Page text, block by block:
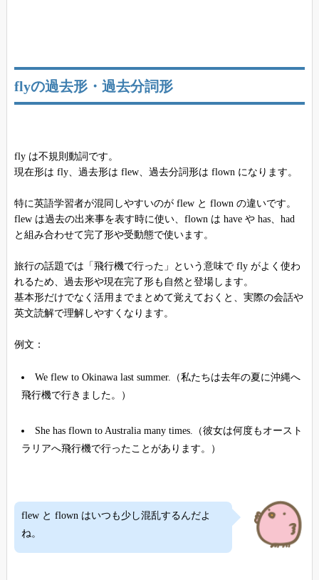
flyの過去形・過去分詞形
fly は不規則動詞です。
現在形は fly、過去形は flew、過去分詞形は flown になります。
特に英語学習者が混同しやすいのが flew と flown の違いです。
flew は過去の出来事を表す時に使い、flown は have や has、had
と組み合わせて完了形や受動態で使います。
旅行の話題では「飛行機で行った」という意味で fly がよく使わ
れるため、過去形や現在完了形も自然と登場します。
基本形だけでなく活用までまとめて覚えておくと、実際の会話や
英文読解で理解しやすくなります。
例文：
We flew to Okinawa last summer.（私たちは去年の夏に沖縄へ
飛行機で行きました。）
She has flown to Australia many times.（彼女は何度もオースト
ラリアへ飛行機で行ったことがあります。）
flew と flown はいつも少し混乱するんだよ
ね。